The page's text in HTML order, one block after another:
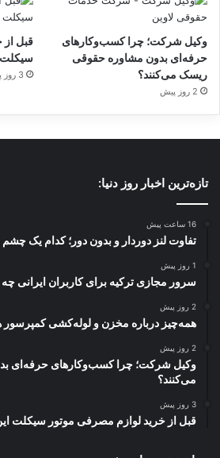
وکیل شرکت؛ چرا کسب‌وکارهای
حرفه‌ای بدون مشاوره حقوقی
ریسک می‌کنند؟
2 روز پیش
قبل از
سیکلت
3 روز پیش
تازه‌ترین اخبار روز دنیا:
16 ساعت پیش
تفاوت لنز دوردار و بدون دور؛ کدام یک
1 روز پیش
سرور مجازی ترکیه برای کاربران ایرانی چه
2 روز پیش
همه‌چیز درباره مخزن و لوله‌کشی کمپرسور
2 روز پیش
وکیل شرکت؛ چرا کسب‌وکارهای حرفه‌ای
می‌کنند؟
3 روز پیش
قبل از خرید لوازم مصرفی موتور سیکلت این